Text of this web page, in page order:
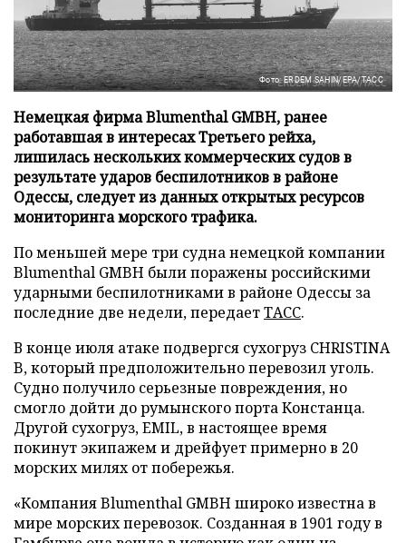
Фото: ERDEM SAHIN/EPA/ТАСС
Немецкая фирма Blumenthal GMBH, ранее
работавшая в интересах Третьего рейха,
лишилась нескольких коммерческих судов в
результате ударов беспилотников в районе
Одессы, следует из данных открытых ресурсов
мониторинга морского трафика.
По меньшей мере три судна немецкой компании
Blumenthal GMBH были поражены российскими
ударными беспилотниками в районе Одессы за
последние две недели, передаетТАСС.
В конце июля атаке подвергся сухогруз CHRISTINA
B, который предположительно перевозил уголь.
Судно получило серьезные повреждения, но
смогло дойти до румынского порта Констанца.
Другой сухогруз, EMIL, в настоящее время
покинут экипажем и дрейфует примерно в 20
морских милях от побережья.
«Компания Blumenthal GMBH широко известна в
мире морских перевозок. Созданная в 1901 году в